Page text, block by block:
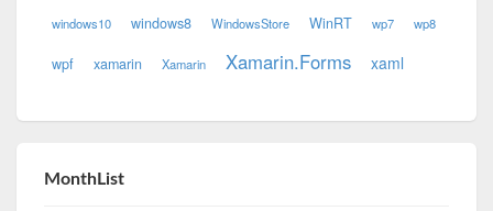
windows10 windows8 WindowsStore WinRT wp7 wp8
wpf xamarin Xamarin Xamarin.Forms xaml
MonthList